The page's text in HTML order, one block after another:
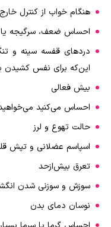
هنگام خواب از کنترل
احساس ضعف، سرگیجه یا
دردهای قفسه سینه و
این‌که برای نفس کشیدن
بیش فعالی
احساس می‌کنید
حالت تهوع و لرز
اسپاسم عضلانی و تپش
تعرق بیش‌ازحد
سوزش و سوزنی شدن
نوسان دمای بدن